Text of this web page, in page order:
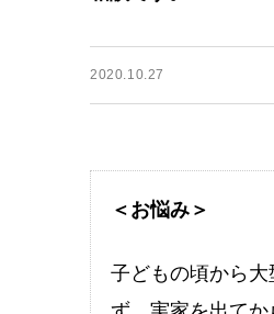
2020.10.27
＜お悩み＞
子どもの頃から